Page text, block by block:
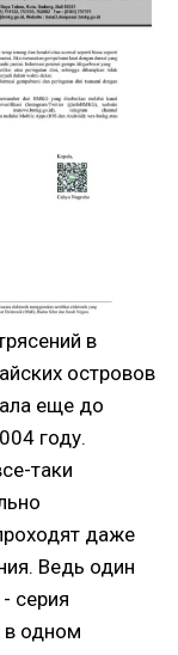
в
островов
еще до
году.
таки
даже
Ведь один
серия
в одном